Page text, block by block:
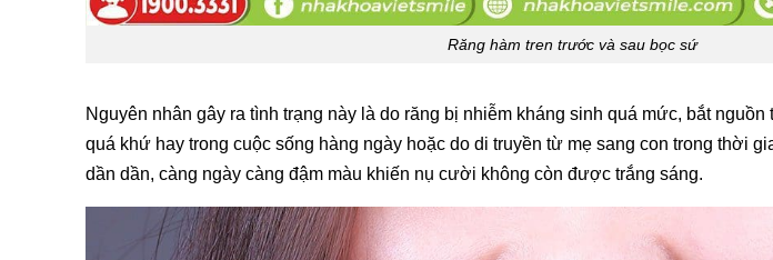
Răng hàm tren trước và sau bọc sứ
Nguyên nhân gây ra tình trạng này là do răng bị nhiễm kháng sinh quá mức, bắt
quá khứ hay trong cuộc sống hàng ngày hoặc do di truyền từ mẹ sang con trong thời
dần dần, càng ngày càng đậm màu khiến nụ cười không còn được trắng sáng.